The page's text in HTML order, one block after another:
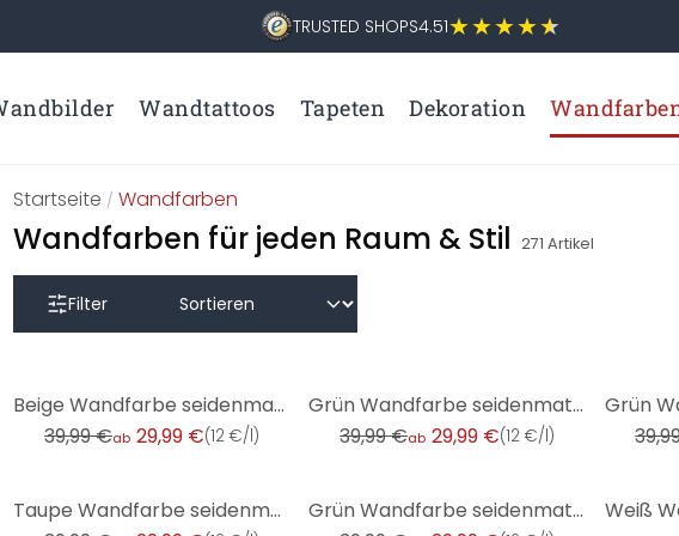
TRUSTED SHOPS4.51
Wandtattoos Tapeten Dekoration
Startseite /Wandfarben
Wandfarben für jeden Raum & Stil 271 Artikel
Filter
Beige Wandfarbe seidenmatt I Matte Mushroom | Raum öffnend und beruhigend | THE COLOR KITCHEN
39,99 €ab 29,99 €(12 €/l)
Grün Wandfarbe seidenmatt I Sane Sage | Raumharmonie schaffend | THE COLOR KITCHEN
39,99 €ab 29,99 €(12 €/l)
Taupe Wandfarbe seidenmatt I Whole Grain | Atmosphäre zurückhaltender Eleganz schaffend | THE COLOR
Grün Wandfarbe seidenmatt I Green Grape | Raumharmonie schaffend | THE COLOR KITCHEN